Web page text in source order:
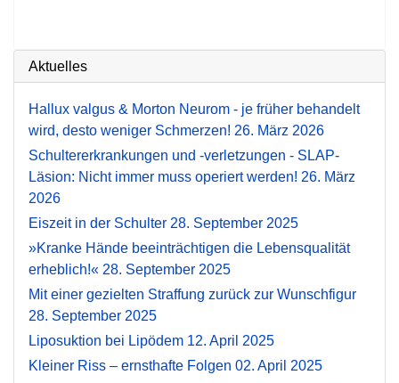
Aktuelles
Hallux valgus & Morton Neurom - je früher behandelt
wird, desto weniger Schmerzen! 26. März 2026
Schultererkrankungen und -verletzungen - SLAP-
Läsion: Nicht immer muss operiert werden! 26. März
2026
Eiszeit in der Schulter 28. September 2025
»Kranke Hände beeinträchtigen die Lebensqualität
erheblich!« 28. September 2025
Mit einer gezielten Straffung zurück zur Wunschfigur
28. September 2025
Liposuktion bei Lipödem 12. April 2025
Kleiner Riss – ernsthafte Folgen 02. April 2025